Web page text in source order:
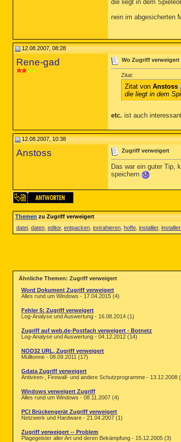
die liegt in dem
nein im abgesicherten
12.08.2007, 08:28
Rene-gad Wo Zugriff
Zitat:
Zitat von Anstoss
die liegt in dem
etc. ist auch
12.08.2007, 10:38
Anstoss Zugriff verweigert
Das war ein guter Tip,
speichern
Themenzu Zugriff verweigert
datei daten editor, entpacken extrahieren hoffe installier,
Ähnliche Themen: Zugriff verweigert
Word Dokument Zugriff verweigert
Alles rund um Windows - 17.04.2015 (4)
Fehler 5: Zugriff verweigert
Log-Analyse und Auswertung - 16.08.2014 (1)
Zugriff auf web.de-Postfach verweigert - Botnetz
Log-Analyse und Auswertung - 04.12.2012 (14)
NOD32 URL, Zugriff verweigert
Mülltonne - 08.09.2011 (17)
Gdata Zugriff verweigert
Antiviren-, Firewall- und andere Schutzprogramme - 13.12.2008
Windows verweigert Zugriff
Alles rund um Windows - 08.11.2007 (4)
PCI Brückengerät Zugriff verweigert
Netzwerk und Hardware - 21.04.2007 (1)
Zugriff verweigert -- Problem
Plagegeister aller Art und deren Bekämpfung - 15.12.2005 (3)